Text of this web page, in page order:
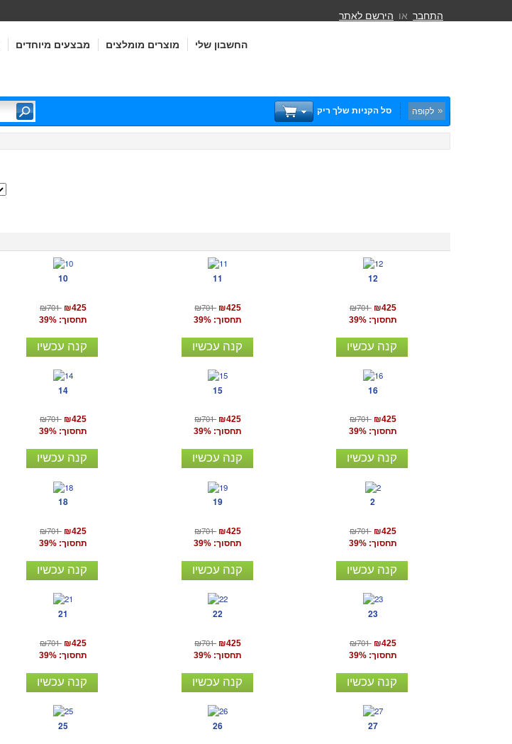
מבצעים מיוחדים מוצרים מומלצים החשבון שלי
התחבר או הירשם לאתר
סל הקניות שלך ריק לקופה
10
₪701 ₪425
תחסוך: 39%
קנה עכשיו
11
₪701 ₪425
תחסוך: 39%
קנה עכשיו
12
₪701 ₪425
תחסוך: 39%
קנה עכשיו
14
₪701 ₪425
תחסוך: 39%
קנה עכשיו
15
₪701 ₪425
תחסוך: 39%
קנה עכשיו
16
₪701 ₪425
תחסוך: 39%
קנה עכשיו
18
₪701 ₪425
תחסוך: 39%
קנה עכשיו
19
₪701 ₪425
תחסוך: 39%
קנה עכשיו
2
₪701 ₪425
תחסוך: 39%
קנה עכשיו
21
₪701 ₪425
תחסוך: 39%
קנה עכשיו
22
₪701 ₪425
תחסוך: 39%
קנה עכשיו
23
₪701 ₪425
תחסוך: 39%
קנה עכשיו
25 26 27